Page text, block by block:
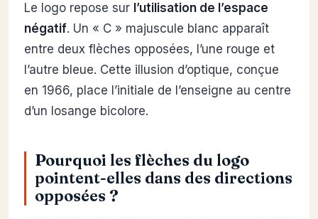
Le logo repose sur l’utilisation de l’espace
négatif. Un « C » majuscule blanc apparaît
entre deux flèches opposées, l’une rouge et
l’autre bleue. Cette illusion d’optique, conçue
en 1966, place l’initiale de l’enseigne au centre
d’un losange bicolore.
Pourquoi les flèches du logo
pointent-elles dans des directions
opposées ?